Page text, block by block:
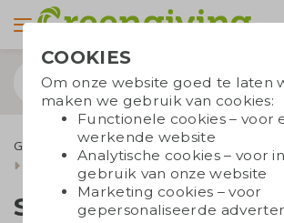
Groene relatiegeschenken
Groei en bloei
Set potjes zonnebloem
Set potjes
COOKIES
Om onze website goed te laten
maken we gebruik van cookies:
Functionele cookies – voor
werkende website
Analytische cookies – voor
gebruik van onze website
Marketing cookies – voor
gepersonaliseerde